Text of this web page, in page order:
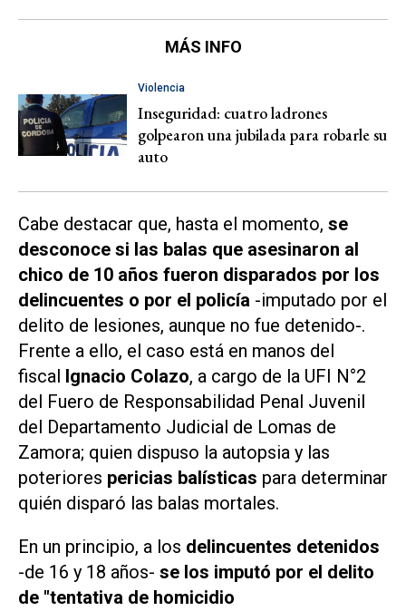
MÁS INFO
Violencia
Inseguridad: cuatro ladrones
golpearon una jubilada para robarle su
auto
Cabe destacar que, hasta el momento, se
desconoce si las balas que asesinaron al
chico de 10 años fueron disparados por los
delincuentes o por el policía -imputado por el
delito de lesiones, aunque no fue detenido-.
Frente a ello, el caso está en manos del
fiscal Ignacio Colazo, a cargo de la UFI N°2
del Fuero de Responsabilidad Penal Juvenil
del Departamento Judicial de Lomas de
Zamora; quien dispuso la autopsia y las
poteriores pericias balísticas para determinar
quién disparó las balas mortales.
En un principio, a los delincuentes detenidos
-de 16 y 18 años- se los imputó por el delito
de "tentativa de homicidio